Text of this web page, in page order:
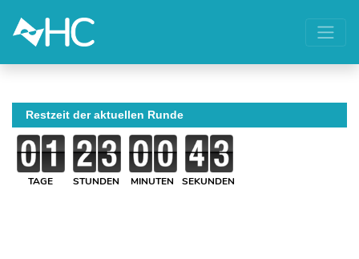
Restzeit der aktuellen Runde
TAGE STUNDEN MINUTEN SEKUNDEN